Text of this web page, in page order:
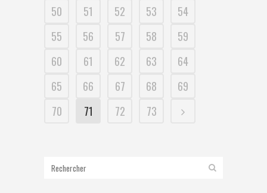
50
51 52 53
54
55
56 57 58
59
60
61 62 63
64
65
66 67 68
69
70
71 72 73